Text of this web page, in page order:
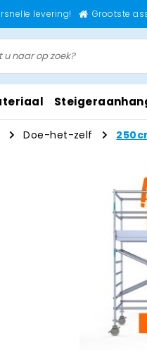
levering! Grootste
Doe-het-zelf